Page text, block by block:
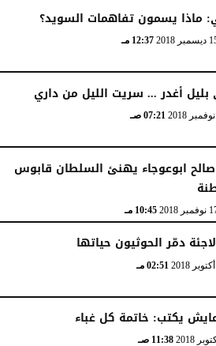
ماذا يسمون تفاهمات السويد؟
12:37 مـ
بليل أغدر ... سريت الليل من داري
07:21 صـ
ابوعوجاء يهنئ السلطان قابوس
10:45 مـ
دمّر الحوثيون حياتها
02:51 مـ
يكتب: خاتمة كل غباء
11:38 صـ